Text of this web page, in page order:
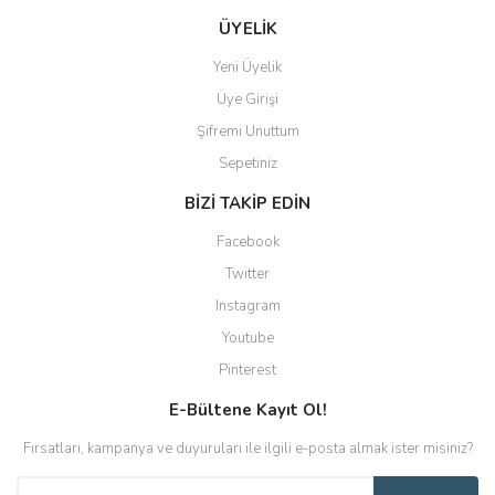
ÜYELİK
Yeni Üyelik
Üye Girişi
Şifremi Unuttum
Sepetiniz
BİZİ TAKİP EDİN
Facebook
Twitter
Instagram
Youtube
Pinterest
E-Bültene Kayıt Ol!
Fırsatları, kampanya ve duyuruları ile ilgili e-posta almak ister misiniz?